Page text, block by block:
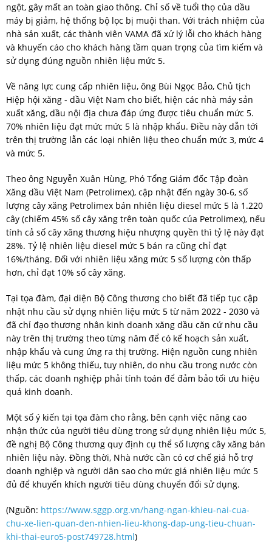
ngột, gây mất an toàn giao thông. Chỉ số về tuổi thọ của dầu
máy bị giảm, hệ thống bộ lọc bị muội than. Với trách nhiệm của
nhà sản xuất, các thành viên VAMA đã xử lý lỗi cho khách hàng
và khuyến cáo cho khách hàng tầm quan trọng của tìm kiếm và
sử dụng đúng nguồn nhiên liệu mức 5.
Về năng lực cung cấp nhiên liệu, ông Bùi Ngọc Bảo, Chủ tịch
Hiệp hội xăng - dầu Việt Nam cho biết, hiện các nhà máy sản
xuất xăng, dầu nội địa chưa đáp ứng được tiêu chuẩn mức 5.
70% nhiên liệu đạt mức mức 5 là nhập khẩu. Điều này dẫn tới
trên thị trường lẫn các loại nhiên liệu theo chuẩn mức 3, mức 4
và mức 5.
Theo ông Nguyễn Xuân Hùng, Phó Tổng Giám đốc Tập đoàn
Xăng dầu Việt Nam (Petrolimex), cập nhật đến ngày 30-6, số
lượng cây xăng Petrolimex bán nhiên liệu diesel mức 5 là 1.220
cây (chiếm 45% số cây xăng trên toàn quốc của Petrolimex), nếu
tính cả số cây xăng thương hiệu nhượng quyền thì tỷ lệ này đạt
28%. Tỷ lệ nhiên liệu diesel mức 5 bán ra cũng chỉ đạt
16%/tháng. Đối với nhiên liệu xăng mức 5 số lượng còn thấp
hơn, chỉ đạt 10% số cây xăng.
Tại tọa đàm, đại diện Bộ Công thương cho biết đã tiếp tục cập
nhật nhu cầu sử dụng nhiên liệu mức 5 từ năm 2022 - 2030 và
đã chỉ đạo thương nhân kinh doanh xăng dầu căn cứ nhu cầu
này trên thị trường theo từng năm để có kế hoạch sản xuất,
nhập khẩu và cung ứng ra thị trường. Hiện nguồn cung nhiên
liệu mức 5 không thiếu, tuy nhiên, do nhu cầu trong nước còn
thấp, các doanh nghiệp phải tính toán để đảm bảo tối ưu hiệu
quả kinh doanh.
Một số ý kiến tại tọa đàm cho rằng, bên cạnh việc nâng cao
nhận thức của người tiêu dùng trong sử dụng nhiên liệu mức 5,
đề nghị Bộ Công thương quy định cụ thể số lượng cây xăng bán
nhiên liệu này. Đồng thời, Nhà nước cần có cơ chế giá hỗ trợ
doanh nghiệp và người dân sao cho mức giá nhiên liệu mức 5
đủ để khuyến khích người tiêu dùng chuyển đổi sử dụng.
(Nguồn: https://www.sggp.org.vn/hang-ngan-khieu-nai-cua-
chu-xe-lien-quan-den-nhien-lieu-khong-dap-ung-tieu-chuan-
khi-thai-euro5-post749728.html)